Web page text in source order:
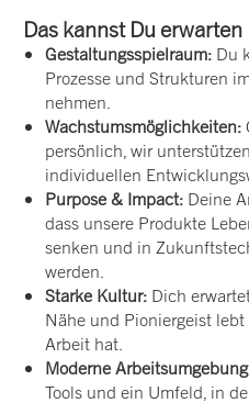
Das kannst Du erwarten
Gestaltungsspielraum: Du
Prozesse und Strukturen
nehmen.
Wachstumsmöglichkeiten:
persönlich, wir
individuellen
Purpose & Impact: Deine
dass unsere Produkte
senken und in
werden.
Starke Kultur: Dich
Nähe und Pioniergeist
Arbeit hat.
Moderne
Tools und ein Umfeld, in